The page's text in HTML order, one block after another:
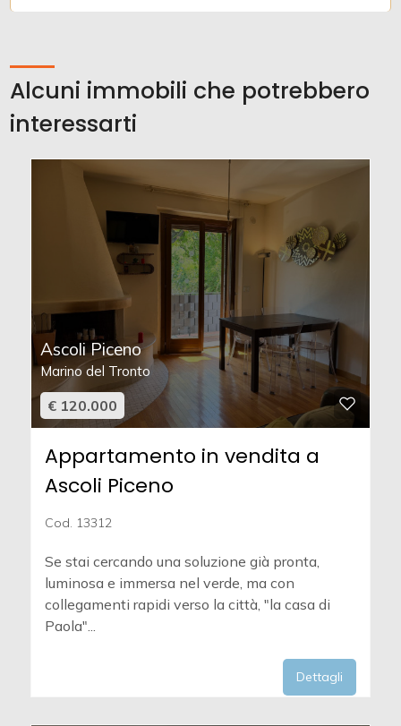
Alcuni immobili che potrebbero
interessarti
Ascoli Piceno
Marino del Tronto
€ 120.000
Appartamento in vendita a
Ascoli Piceno
Cod. 13312
Se stai cercando una soluzione già pronta,
luminosa e immersa nel verde, ma con
collegamenti rapidi verso la città, "la casa di
Paola"...
Dettagli